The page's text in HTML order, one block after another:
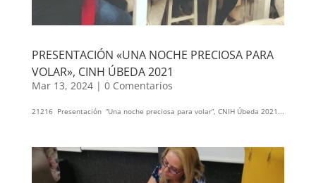
PRESENTACIÓN «UNA NOCHE PRECIOSA PARA
VOLAR», CINH ÚBEDA 2021
Mar 13, 2024| 0 Comentarios
21216 Presentación “Una noche preciosa para volar”, CNIH Úbeda 2021...